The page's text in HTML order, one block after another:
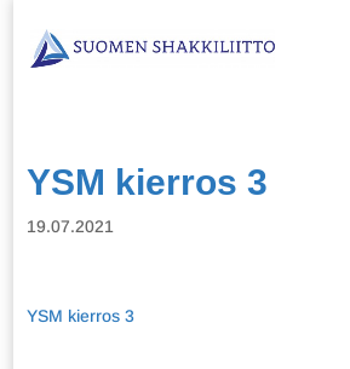
YSM kierros 3
19.07.2021
YSM kierros 3